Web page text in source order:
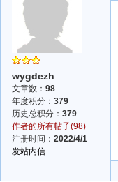
wygdezh
文章数： 98
年度积分： 379
历史总积分： 379
作者的所有帖子(98)
注册时间： 2022/4/1
发站内信